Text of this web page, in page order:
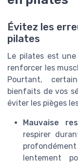
Évitez les
pilates
Le pilates est
renforcer les
Pourtant,
bienfaits de vos
éviter les pièges
Mauvaise
respirer
profondément
lentement